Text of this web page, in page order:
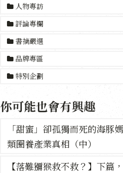
人物專訪
評論專欄
書摘嚴選
品牌專區
特別企劃
你可能也會有興趣
「甜蜜」卻孤獨而死的海
類圈養產業真相（中）
【落難獼猴救不救？】下篇